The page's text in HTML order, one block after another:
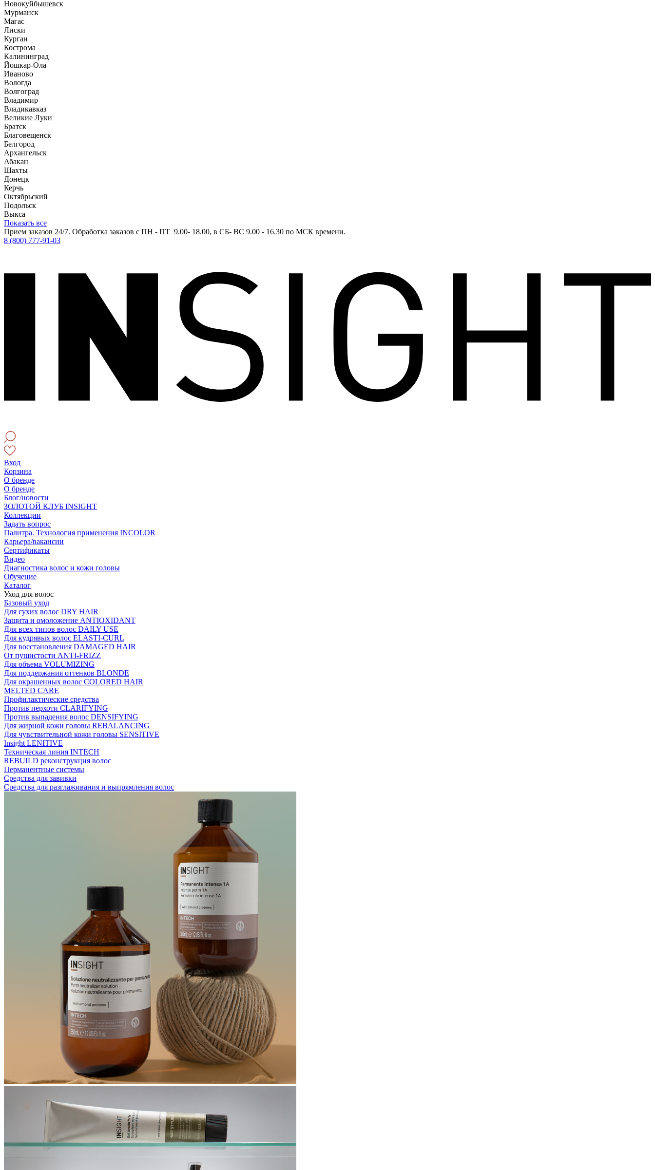
Новокуйбышевск
Мурманск
Магас
Лиски
Курган
Кострома
Калининград
Йошкар-Ола
Иваново
Вологда
Волгоград
Владимир
Владикавказ
Великие Луки
Братск
Благовещенск
Белгород
Архангельск
Абакан
Шахты
Донецк
Керчь
Октябрьский
Подольск
Выкса
Показать все
Прием заказов 24/7. Обработка заказов с ПН - ПТ 9.00- 18.00, в СБ- ВС 9.00 - 16.30 по МСК времени.
8 (800) 777-91-03
Вход
Корзина
О бренде
О бренде
Блог/новости
ЗОЛОТОЙ КЛУБ INSIGHT
Коллекции
Задать вопрос
Палитра. Технология применения INCOLOR
Карьера/вакансии
Сертификаты
Видео
Диагностика волос и кожи головы
Обучение
Каталог
Уход для волос
Базовый уход
Для сухих волос DRY HAIR
Защита и омоложение ANTIOXIDANT
Для всех типов волос DAILY USE
Для кудрявых волос ELASTI-CURL
Для восстановления DAMAGED HAIR
От пушистости ANTI-FRIZZ
Для объема VOLUMIZING
Для поддержания оттенков BLONDE
Для окрашенных волос COLORED HAIR
MELTED CARE
Профилактические средства
Против перхоти CLARIFYING
Против выпадения волос DENSIFYING
Для жирной кожи головы REBALANCING
Для чувствительной кожи головы SENSITIVE
Insight LENITIVE
Техническая линия INTECH
REBUILD реконструкция волос
Перманентные системы
Средства для завивки
Средства для разглаживания и выпрямления волос